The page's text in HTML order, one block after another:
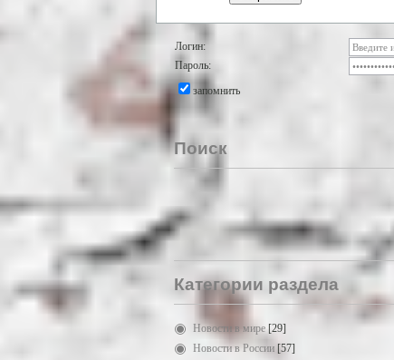
Логин:
Пароль:
запомнить
Поиск
Категории раздела
Новости в мире [29]
Новости в России [57]